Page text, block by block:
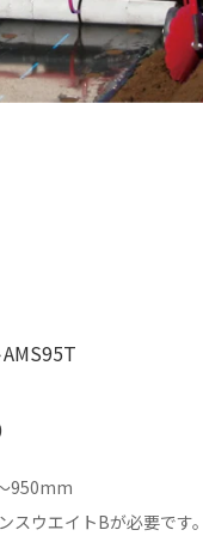
950mm
スウエイトBが必要です